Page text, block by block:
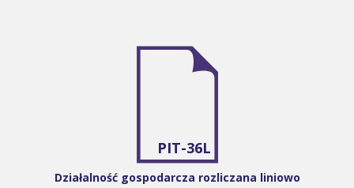
PIT-36L
Działalność gospodarcza rozliczana liniowo